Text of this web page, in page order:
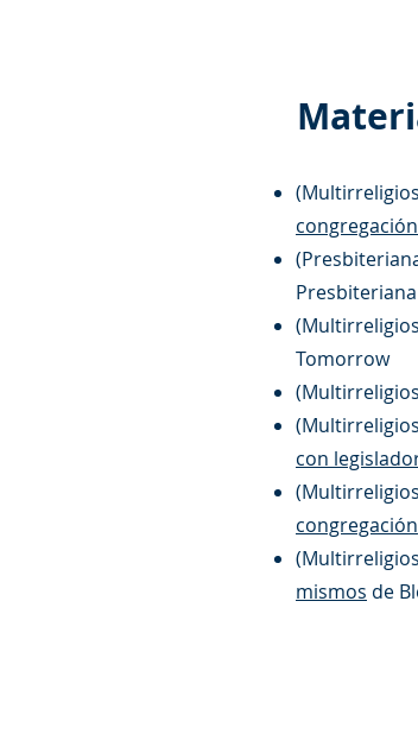
Tomorrow
con
congregación
mismos de